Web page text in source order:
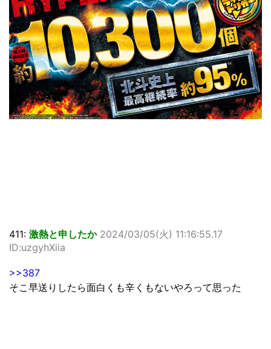
411: 激熱と申したか 2024/03/05(火) 11:16:55.17
ID:uzgyhXiia
>>387
そこ早送りしたら面白くも辛くもないやろって思った